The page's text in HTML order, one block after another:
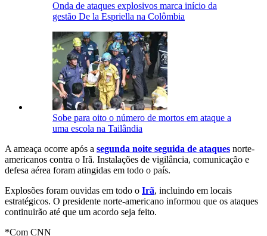
Onda de ataques explosivos marca início da
gestão De la Espriella na Colômbia
Sobe para oito o número de mortos em ataque a
uma escola na Tailândia
A ameaça ocorre após a segunda noite seguida de ataques norte-
americanos contra o Irã. Instalações de vigilância, comunicação e
defesa aérea foram atingidas em todo o país.
Explosões foram ouvidas em todo o Irã, incluindo em locais
estratégicos. O presidente norte-americano informou que os ataques
continuirão até que um acordo seja feito.
*Com CNN